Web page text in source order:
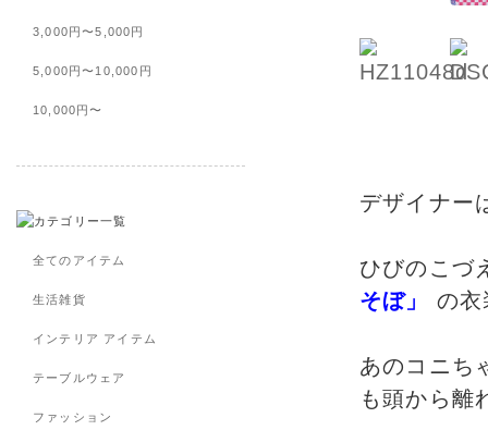
3,000円〜5,000円
5,000円〜10,000円
10,000円〜
全てのアイテム
生活雑貨
インテリア アイテム
テーブルウェア
ファッション
デザイナー
ひびのこづ
そぼ」
の衣
あのコニち
も頭から離